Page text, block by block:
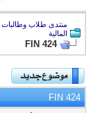
منتدى طلاب وطالبات
المالية
FIN 424
FIN 424